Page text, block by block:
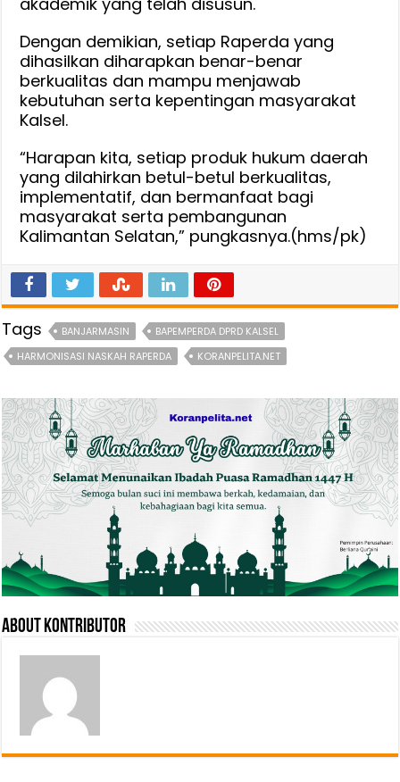
Dengan demikian, setiap Raperda yang
dihasilkan diharapkan benar-benar
berkualitas dan mampu menjawab
kebutuhan serta kepentingan masyarakat
Kalsel.
“Harapan kita, setiap produk hukum daerah
yang dilahirkan betul-betul berkualitas,
implementatif, dan bermanfaat bagi
masyarakat serta pembangunan
Kalimantan Selatan,” pungkasnya.(hms/pk)
Tags BANJARMASIN
BAPEMPERDA DPRD KALSEL
HARMONISASI NASKAH RAPERDA
KORANPELITA.NET
About Kontributor